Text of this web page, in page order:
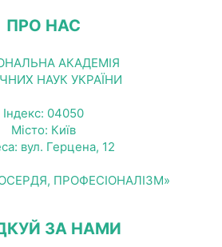
ПРО НАС
АКАДЕМІЯ
НАУК УКРАЇНИ
Індекс: 04050
Місто: Київ
вул. Герцена, 12
ПРОФЕСІОНАЛІЗМ»
ЗА НАМИ